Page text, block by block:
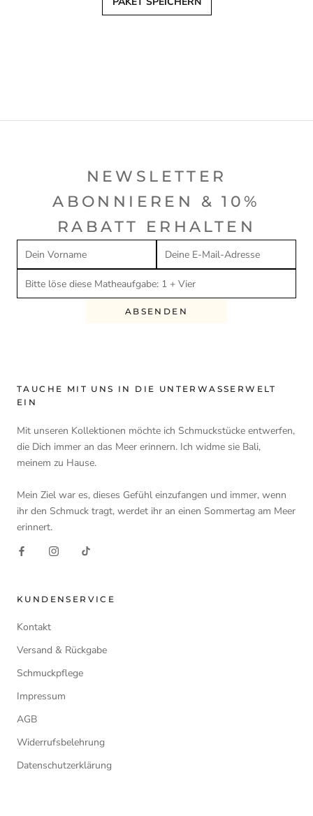
NEWSLETTER
ABONNIEREN & 10%
RABATT ERHALTEN
ABSENDEN
TAUCHE MIT UNS IN DIE UNTERWASSERWELT
EIN
Mit unseren Kollektionen möchte ich Schmuckstücke entwerfen,
die Dich immer an das Meer erinnern. Ich widme sie Bali,
meinem zu Hause.
Mein Ziel war es, dieses Gefühl einzufangen und immer, wenn
ihr den Schmuck tragt, werdet ihr an einen Sommertag am Meer
erinnert.
KUNDENSERVICE
Kontakt
Versand & Rückgabe
Schmuckpflege
Impressum
AGB
Widerrufsbelehrung
Datenschutzerklärung